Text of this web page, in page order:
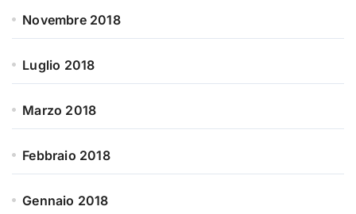
Novembre 2018
Luglio 2018
Marzo 2018
Febbraio 2018
Gennaio 2018